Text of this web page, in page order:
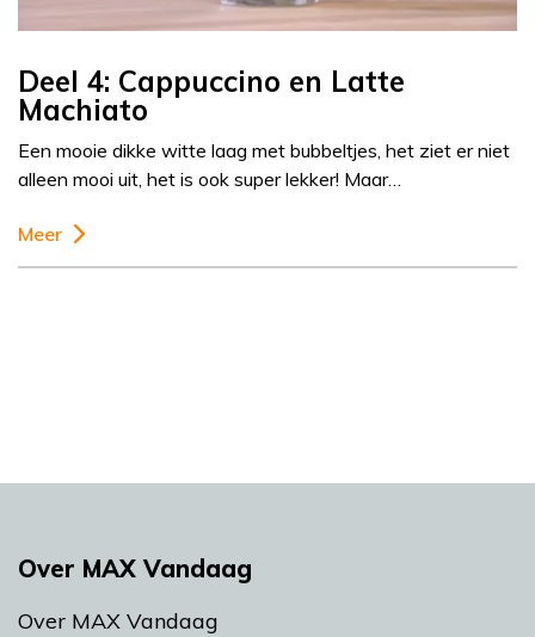
Deel 4: Cappuccino en Latte
Machiato
Een mooie dikke witte laag met bubbeltjes, het ziet er niet
alleen mooi uit, het is ook super lekker! Maar…
Meer
Over MAX Vandaag
Over MAX Vandaag